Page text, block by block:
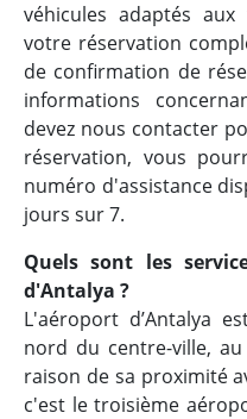
véhicules adaptés
votre réservation
de confirmation de
informations
devez nous contacter
réservation, vous
numéro d'assistance
jours sur 7.
Quels sont les
d'Antalya ?
L'aéroport d’Antalya
nord du centre-ville,
raison de sa proximité
c'est le troisième